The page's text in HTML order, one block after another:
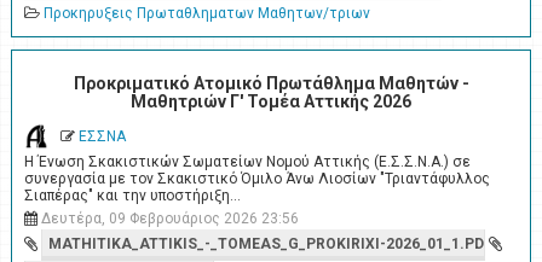
Προκηρυξεις Πρωταθληματων Μαθητων/τριων
Προκριματικό Ατομικό Πρωτάθλημα Μαθητών -
Μαθητριών Γ' Τομέα Αττικής 2026
ΕΣΣΝΑ
Η Ένωση Σκακιστικών Σωματείων Νομού Αττικής (Ε.Σ.Σ.Ν.Α.) σε
συνεργασία με τον Σκακιστικό Όμιλο Άνω Λιοσίων "Τριαντάφυλλος
Σιαπέρας" και την υποστήριξη…
Δευτέρα, 09 Φεβρουάριος 2026 23:56
MATHITIKA_ATTIKIS_-_TOMEAS_G_PROKIRIXI-2026_01_1.PDF